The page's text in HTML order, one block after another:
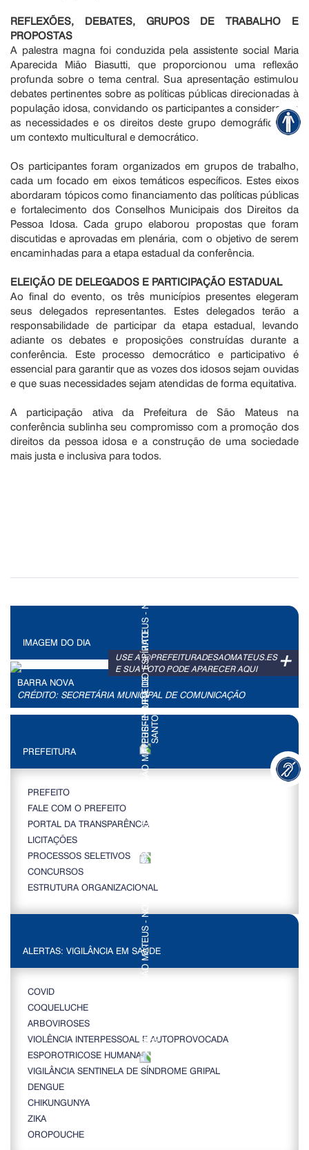
REFLEXÕES, DEBATES, GRUPOS DE TRABALHO E
PROPOSTAS
A palestra magna foi conduzida pela assistente social Maria
Aparecida Mião Biasutti, que proporcionou uma reflexão
profunda sobre o tema central. Sua apresentação estimulou
debates pertinentes sobre as políticas públicas direcionadas à
população idosa, convidando os participantes a considerarem
as necessidades e os direitos deste grupo demográfico em
um contexto multicultural e democrático.
Os participantes foram organizados em grupos de trabalho,
cada um focado em eixos temáticos específicos. Estes eixos
abordaram tópicos como financiamento das políticas públicas
e fortalecimento dos Conselhos Municipais dos Direitos da
Pessoa Idosa. Cada grupo elaborou propostas que foram
discutidas e aprovadas em plenária, com o objetivo de serem
encaminhadas para a etapa estadual da conferência.
ELEIÇÃO DE DELEGADOS E PARTICIPAÇÃO ESTADUAL
Ao final do evento, os três municípios presentes elegeram
seus delegados representantes. Estes delegados terão a
responsabilidade de participar da etapa estadual, levando
adiante os debates e proposições construídas durante a
conferência. Este processo democrático e participativo é
essencial para garantir que as vozes dos idosos sejam ouvidas
e que suas necessidades sejam atendidas de forma equitativa.
A participação ativa da Prefeitura de São Mateus na
conferência sublinha seu compromisso com a promoção dos
direitos da pessoa idosa e a construção de uma sociedade
mais justa e inclusiva para todos.
IMAGEM DO DIA
+
USE A @PREFEITURADESAOMATEUS.ES
E SUA FOTO PODE APARECER AQUI
BARRA NOVA
CRÉDITO: SECRETÁRIA MUNICIPAL DE COMUNICAÇÃO
PREFEITURA
PREFEITO
FALE COM O PREFEITO
PORTAL DA TRANSPARÊNCIA
LICITAÇÕES
PROCESSOS SELETIVOS
CONCURSOS
ESTRUTURA ORGANIZACIONAL
ALERTAS: VIGILÂNCIA EM SAÚDE
COVID
COQUELUCHE
ARBOVIROSES
VIOLÊNCIA INTERPESSOAL E AUTOPROVOCADA
ESPOROTRICOSE HUMANA
VIGILÂNCIA SENTINELA DE SÍNDROME GRIPAL
DENGUE
CHIKUNGUNYA
ZIKA
OROPOUCHE